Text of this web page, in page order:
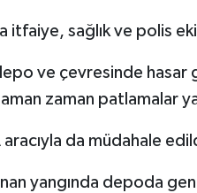
itfaiye, sağlık ve polis
ve çevresinde hasar
zaman patlamalar
da müdahale
yangında depoda